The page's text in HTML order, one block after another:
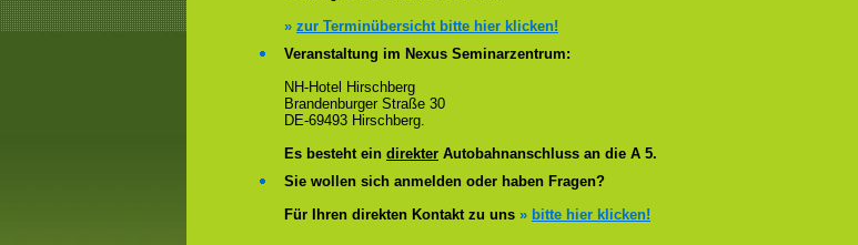
» zur Terminübersicht bitte hier klicken!
Veranstaltung im Nexus Seminarzentrum:
NH-Hotel Hirschberg
Brandenburger Straße 30
DE-69493 Hirschberg.
Es besteht ein direkter Autobahnanschluss an die A 5.
Sie wollen sich anmelden oder haben Fragen?
Für Ihren direkten Kontakt zu uns » bitte hier klicken!